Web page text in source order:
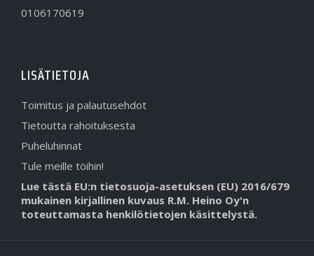
0106170619
LISÄTIETOJA
Toimitus ja palautusehdot
Tietoutta rahoituksesta
Puheluhinnat
Tule meille töihin!
Lue tästä EU:n tietosuoja-asetuksen (EU) 2016/679
mukainen kirjallinen kuvaus R.M. Heino Oy'n
toteuttamasta henkilötietojen käsittelystä.